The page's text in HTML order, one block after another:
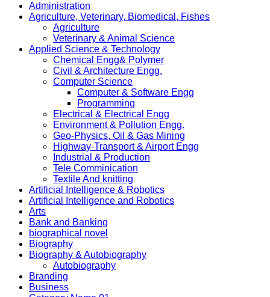
Administration
Agriculture, Veterinary, Biomedical, Fishes
Agriculture
Veterinary & Animal Science
Applied Science & Technology
Chemical Engg& Polymer
Civil & Architecture Engg.
Computer Science
Computer & Software Engg
Programming
Electrical & Electrical Engg
Environment & Pollution Engg.
Geo-Physics, Oil & Gas Mining
Highway-Transport & Airport Engg
Industrial & Production
Tele Comminication
Textile And knitting
Artificial Intelligence & Robotics
Artificial Intelligence and Robotics
Arts
Bank and Banking
biographical novel
Biography
Biography & Autobiography
Autobiography
Branding
Business